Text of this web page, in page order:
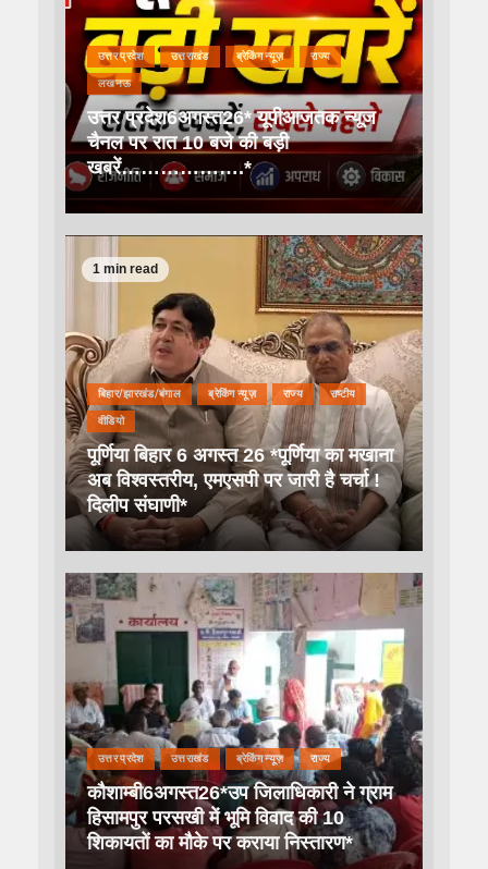
उत्तर प्रदेश उत्तराखंड ब्रेकिंग न्यूज़ राज्य
लखनऊ
उत्तर प्रदेश6अगस्त26* यूपीआजतक न्यूज
चैनल पर रात 10 बजे की बड़ी
खबरें……………….*
1 min read
बिहार/झारखंड/बंगाल ब्रेकिंग न्यूज़ राज्य राष्टीय
वीडियो
पूर्णिया बिहार 6 अगस्त 26 *पूर्णिया का मखाना
अब विश्वस्तरीय, एमएसपी पर जारी है चर्चा !
दिलीप संघाणी*
उत्तर प्रदेश उत्तराखंड ब्रेकिंग न्यूज़ राज्य
कौशाम्बी6अगस्त26*उप जिलाधिकारी ने ग्राम
हिसामपुर परसखी में भूमि विवाद की 10
शिकायतों का मौके पर कराया निस्तारण*